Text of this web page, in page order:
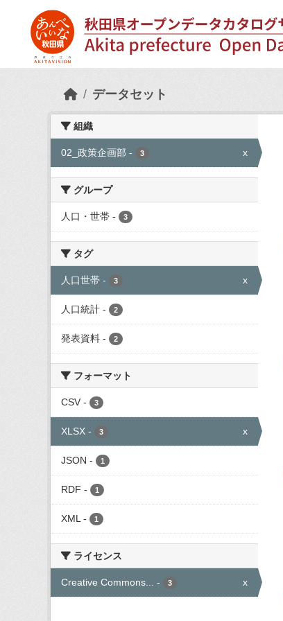
データセット
組織
02_政策企画部 - 3 x
グループ
人口・世帯 - 3
タグ
人口世帯 - 3 x
人口統計 - 2
発表資料 - 2
フォーマット
CSV - 3
XLSX - 3 x
JSON - 1
RDF - 1
XML - 1
ライセンス
Creative Commons... - 3 x